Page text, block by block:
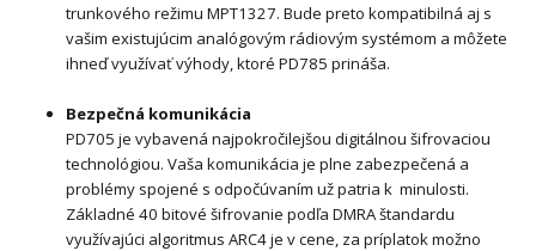
trunkového režimu MPT1327. Bude preto kompatibilná aj s
vašim existujúcim analógovým rádiovým systémom a môžete
ihneď využívať výhody, ktoré PD785 prináša.
Bezpečná komunikácia
PD705 je vybavená najpokročilejšou digitálnou šifrovaciou
technológiou. Vaša komunikácia je plne zabezpečená a
problémy spojené s odpočúvaním už patria k minulosti.
Základné 40 bitové šifrovanie podľa DMRA štandardu
využívajúci algoritmus ARC4 je v cene, za príplatok možno